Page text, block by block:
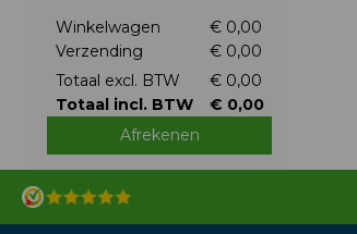
Winkelwagen
€ 0,00
Verzending
€ 0,00
Totaal excl. BTW
€ 0,00
Totaal incl. BTW
€ 0,00
Afrekenen